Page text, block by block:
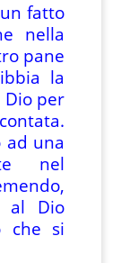
fatto
nella
pane
la
Dio per
ad una
nel
al Dio
che si